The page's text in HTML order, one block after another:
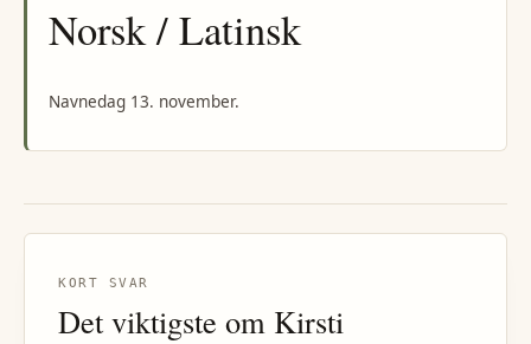
Norsk / Latinsk
Navnedag 13. november.
KORT SVAR
Det viktigste om Kirsti